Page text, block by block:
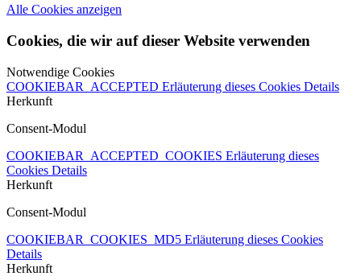
Alle Cookies anzeigen
Cookies, die wir auf dieser Website verwenden
Notwendige Cookies
COOKIEBAR_ACCEPTED Erläuterung dieses Cookies Details
Herkunft
Consent-Modul
COOKIEBAR_ACCEPTED_COOKIES Erläuterung dieses
Cookies Details
Herkunft
Consent-Modul
COOKIEBAR_COOKIES_MD5 Erläuterung dieses Cookies
Details
Herkunft